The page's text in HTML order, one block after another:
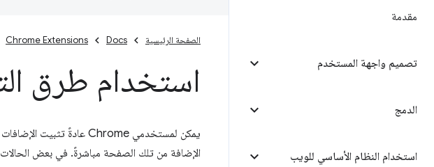
مقدمة
تصميم واجهة المستخدم
الدمج
استخدام النظام الأساسي للويب
الصفحة الرئيسية Docs
Chrome Extensions
استخدام طرق
الإضافة من تلك الصفحة مباشرةً. في بعض